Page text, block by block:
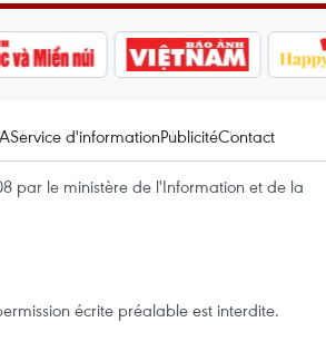
Service d'informationPublicitéContact
par le ministère de l'Information et de la
écrite préalable est interdite.